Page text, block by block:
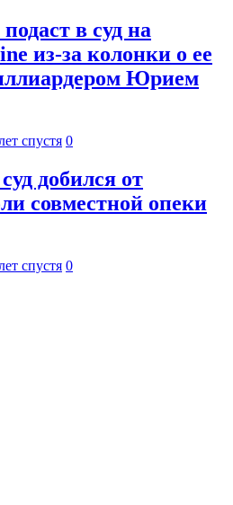
в суд на
из-за колонки о ее
Юрием
спустя 0
добился от
совместной опеки
спустя 0